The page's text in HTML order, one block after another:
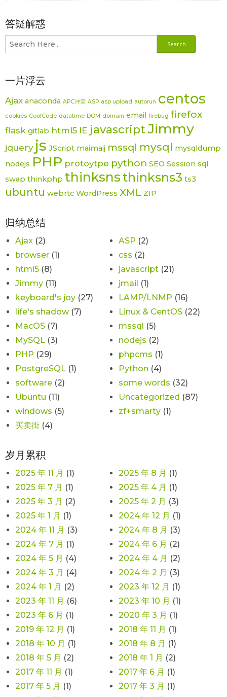
答疑解惑
一片浮云
Ajax anaconda APC冲突 ASP asp upload autorun centos
cookies CoolCode datatime DOM domain email firebug firefox
flask gitlab html5 IE javascriptJimmy
jquery js JScript maimaij mssql mysql mysqldump
nodejs PHP protoytpe python SEO Session sql
swap thinkphp thinksns thinksns3 ts3
ubuntu webrtc WordPress XML ZIP
归纳总结
Ajax (2) ASP (2)
browser (1) css (2)
html5 (8) javascript (21)
Jimmy (11) jmail (1)
keyboard's joy (27) LAMP/LNMP (16)
life's shadow(7) Linux & CentOS (22)
MacOS (7) mssql (5)
MySQL (3) nodejs (2)
PHP (29) phpcms (1)
PostgreSQL (1) Python (4)
software (2) some words (32)
Ubuntu (11) Uncategorized (87)
windows (5) zf+smarty (1)
买卖街 (4)
岁月累积
2025 年 11 月 (1) 2025 年 8 月 (1)
2025 年 7 月 (1) 2025 年 4 月 (1)
2025 年 3 月 (2) 2025 年 2 月 (3)
2025 年 1 月 (1) 2024 年 12 月 (1)
2024 年 11 月 (3) 2024 年 8 月 (3)
2024 年 7 月 (1) 2024 年 6 月 (2)
2024 年 5 月 (4) 2024 年 4 月 (2)
2024 年 3 月 (4) 2024 年 2 月 (3)
2024 年 1 月 (2) 2023 年 12 月 (1)
2023 年 11 月 (6) 2023 年 10 月 (1)
2023 年 6 月 (1) 2020 年 3 月 (1)
2019 年 12 月 (1) 2018 年 11 月 (1)
2018 年 10 月 (1) 2018 年 8 月 (1)
2018 年 5 月 (2) 2018 年 1 月 (2)
2017 年 11 月 (1) 2017 年 6 月 (1)
2017 年 5 月 (1) 2017 年 3 月 (1)